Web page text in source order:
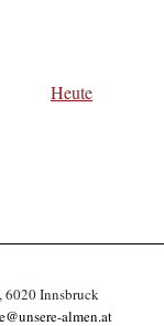
Heute
6020 Innsbruck
almen.at